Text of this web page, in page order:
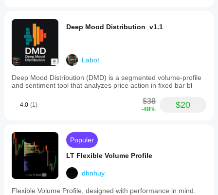
Deep Mood Distribution_v1.1
Labot
Deep Mood Distribution (DMD) is a segmented volume-profile
and sentiment tool that analyzes price action in fixed bar bl
4.0 (1) $38
-48% $20
Populer
LT Flexible Volume Profile
dhnhuy
Flexible Volume Profile, designed with performance in mind.